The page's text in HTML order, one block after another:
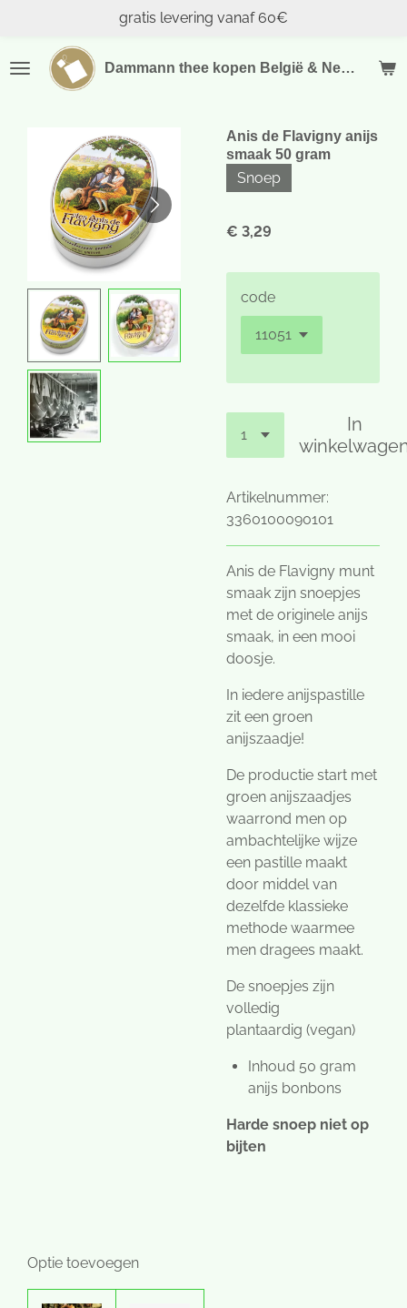
naar
Dammann thee kopen België & Nederland
gratis levering vanaf 60€
Anis de Flavigny anijs
smaak 50 gram
Snoep
€ 3,29
code
In
Artikelnummer:
3360100090101
Anis de Flavigny munt
smaak zijn snoepjes
met de originele anijs
smaak, in een mooi
doosje.
In iedere anijspastille
zit een groen
anijszaadje!
De productie start met
groen anijszaadjes
waarrond men op
ambachtelijke wijze
een pastille maakt
door middel van
dezelfde klassieke
methode waarmee
men dragees maakt.
De snoepjes zijn
volledig
plantaardig (vegan)
Inhoud 50 gram
anijs bonbons
Harde snoep niet op
bijten
Optie toevoegen